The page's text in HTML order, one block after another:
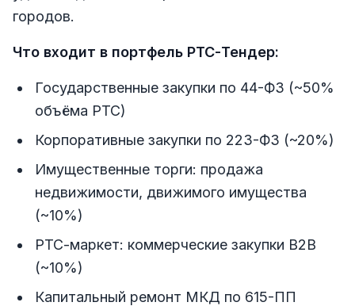
городов.
Что входит в портфель РТС-Тендер:
Государственные закупки по 44-ФЗ (~50%
объёма РТС)
Корпоративные закупки по 223-ФЗ (~20%)
Имущественные торги: продажа
недвижимости, движимого имущества
(~10%)
РТС-маркет: коммерческие закупки B2B
(~10%)
Капитальный ремонт МКД по 615-ПП